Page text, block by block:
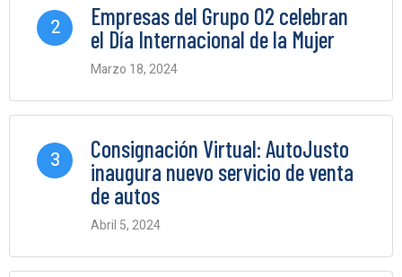
2
Empresas del Grupo O2 celebran
el Día Internacional de la Mujer
Marzo 18, 2024
3
Consignación Virtual: AutoJusto
inaugura nuevo servicio de venta
de autos
Abril 5, 2024